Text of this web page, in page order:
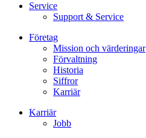
Service
Support & Service
Företag
Mission och värderingar
Förvaltning
Historia
Siffror
Karriär
Karriär
Jobb